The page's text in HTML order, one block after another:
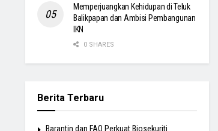
Memperjuangkan Kehidupan di Teluk
Balikpapan dan Ambisi Pembangunan
IKN
0 SHARES
Berita Terbaru
Barantin dan FAO Perkuat Biosekuriti